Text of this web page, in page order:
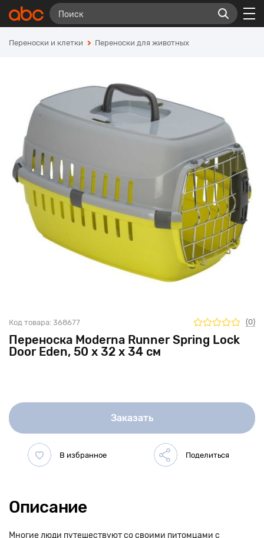
Переноски и клетки Переноски для животных
Переноска Moderna Runner Spring Lock
Door Eden, 50 x 32 x 34 см
Код товара: 368677 (0)
Заказать
Описание
Многие люди путешествуют со своими питомцами с